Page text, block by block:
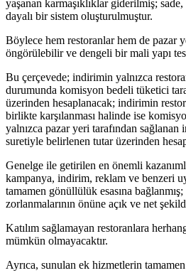
yaşanan karmaşıklıklar giderilmiş;
dayalı bir sistem oluşturulmuştur.
Böylece hem restoranlar hem de pazar
öngörülebilir ve dengeli bir mali yapı
Bu çerçevede; indirimin yalnızca
durumunda komisyon bedeli tüketici
üzerinden hesaplanacak; indirimin
birlikte karşılanması halinde ise
yalnızca pazar yeri tarafından sağlanan
suretiyle belirlenen tutar üzerinden
Genelge ile getirilen en önemli
kampanya, indirim, reklam ve benzeri
tamamen gönüllülük esasına
zorlanmalarının önüne açık ve net
Katılım sağlamayan restoranlara
mümkün olmayacaktır.
Ayrıca, sunulan ek hizmetlerin